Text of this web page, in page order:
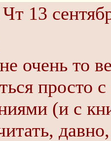
Чт 13
очень то
просто
(и с